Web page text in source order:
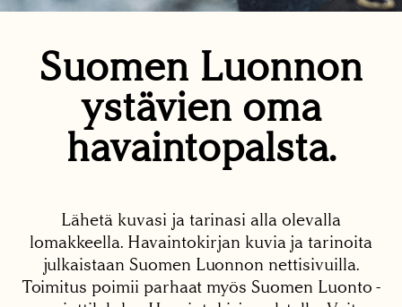
Suomen Luonnon
ystävien oma
havaintopalsta.
Lähetä kuvasi ja tarinasi alla olevalla
lomakkeella. Havaintokirjan kuvia ja tarinoita
julkaistaan Suomen Luonnon nettisivuilla.
Toimitus poimii parhaat myös Suomen Luonto -